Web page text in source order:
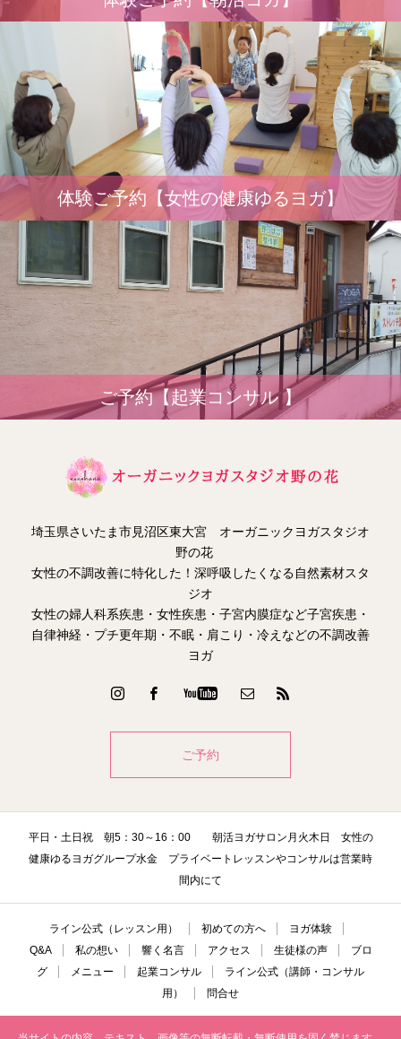
体験ご予約【女性の健康ゆるヨガ】
ご予約【起業コンサル 】
埼玉県さいたま市見沼区東大宮 オーガニックヨガスタジオ
野の花
女性の不調改善に特化した！深呼吸したくなる自然素材スタ
ジオ
女性の婦人科系疾患・女性疾患・子宮内膜症など子宮疾患・
自律神経・プチ更年期・不眠・肩こり・冷えなどの不調改善
ヨガ
ご予約
平日・土日祝 朝5：30～16：00 朝活ヨガサロン月火木日 女性の
健康ゆるヨガグループ水金 プライベートレッスンやコンサルは営業時
間内にて
ライン公式（レッスン用） 初めての方へ
ヨガ体験
Q&A
私の想い 響く名言 アクセス 生徒様の声
ブロ
グ
メニュー 起業コンサル
ライン公式（講師・コンサル
用）
問合せ